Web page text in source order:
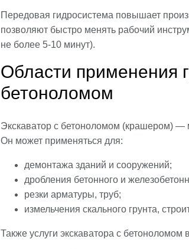
Передовая гидросистема повышает
позволяют быстро менять рабочий
не более 5-10 минут).
Области применения
бетоноломом
Экскаватор с бетоноломом (крашером)
Он может применяться для:
демонтажа зданий и сооружений;
дробления бетонного и
резки арматуры, труб;
измельчения скального грунта,
Также услуги экскаватора с